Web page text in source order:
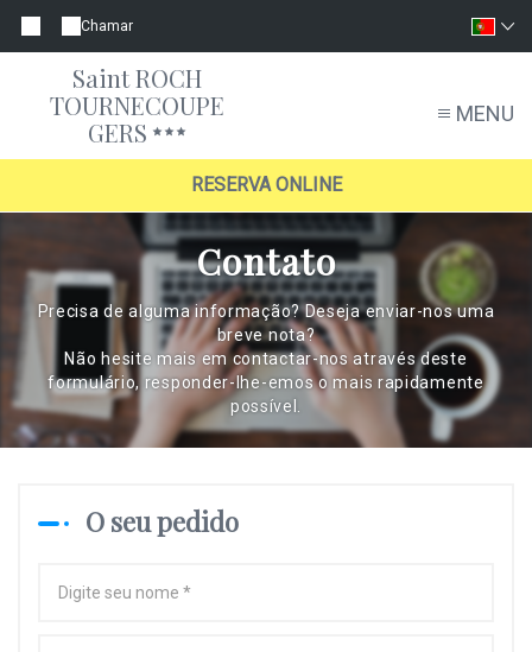
Chamar
Saint ROCH
TOURNECOUPE
GERS
MENU
RESERVA ONLINE
Contato
Precisa de alguma informação? Deseja enviar-nos uma
breve nota?
Não hesite mais em contactar-nos através deste
formulário, responder-lhe-emos o mais rapidamente
possível.
O seu pedido